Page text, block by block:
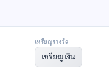
เหรียญรางวัล
เหรียญเงิน